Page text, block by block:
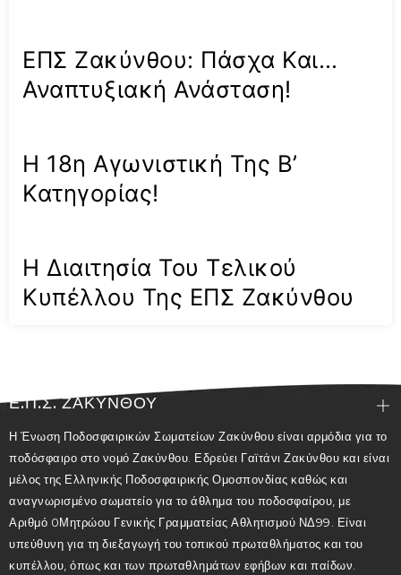
ΕΠΣ Ζακύνθου: Πάσχα Και…
Αναπτυξιακή Ανάσταση!
Η 18η Αγωνιστική Της Β’
Κατηγορίας!
Η Διαιτησία Του Τελικού
Κυπέλλου Της ΕΠΣ Ζακύνθου
Ε.Π.Σ. ΖΑΚΥΝΘΟΥ
Η Ένωση Ποδοσφαιρικών Σωματείων Ζακύνθου είναι αρμόδια για το
ποδόσφαιρο στο νομό Ζακύνθου. Εδρεύει Γαϊτάνι Ζακύνθου και είναι
μέλος της Ελληνικής Ποδοσφαιρικής Ομοσπονδίας καθώς και
αναγνωρισμένο σωματείο για το άθλημα του ποδοσφαίρου, με
Αριθμό 0Μητρώου Γενικής Γραμματείας Αθλητισμού ΝΔ99. Είναι
υπεύθυνη για τη διεξαγωγή του τοπικού πρωταθλήματος και του
κυπέλλου, όπως και των πρωταθλημάτων εφήβων και παίδων.